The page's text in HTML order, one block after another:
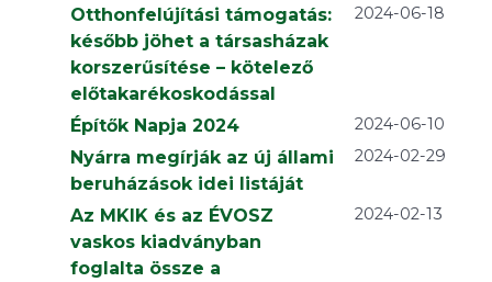
Otthonfelújítási támogatás:
később jöhet a társasházak
korszerűsítése – kötelező
előtakarékoskodással
2024-06-18
Építők Napja 2024 2024-06-10
Nyárra megírják az új állami
beruházások idei listáját
2024-02-29
Az MKIK és az ÉVOSZ
vaskos kiadványban
foglalta össze a
2024-02-13